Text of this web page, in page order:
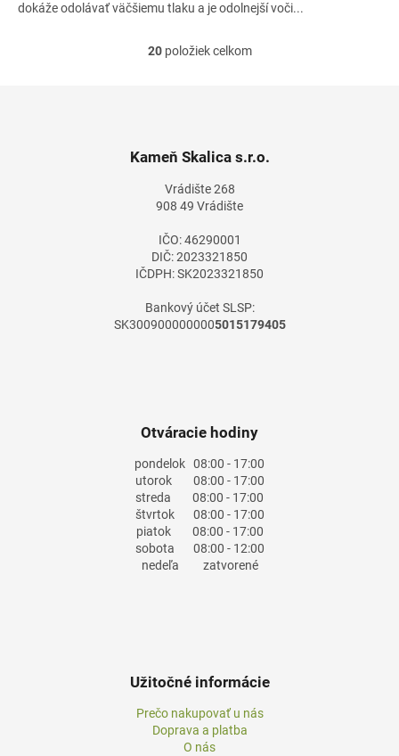
dokáže odolávať väčšiemu tlaku a je odolnejší voči...
O
c
e
p
v
k
y
ý
p
20položiek celkom
Kameň Skalica s.r.o.
Vrádište 268
908 49 Vrádište
IČO: 46290001
DIČ: 2023321850
IČDPH: SK2023321850
Bankový účet SLSP:
SK3009000000005015179405
Otváracie hodiny
pondelok 08:00 - 17:00
utorok08:00 - 17:00
streda 08:00 - 17:00
štvrtok08:00 - 17:00
piatok08:00 - 17:00
sobota 08:00 - 12:00
nedeľa zatvorené
Užitočné informácie
Prečo nakupovať u nás
Doprava a platba
O nás